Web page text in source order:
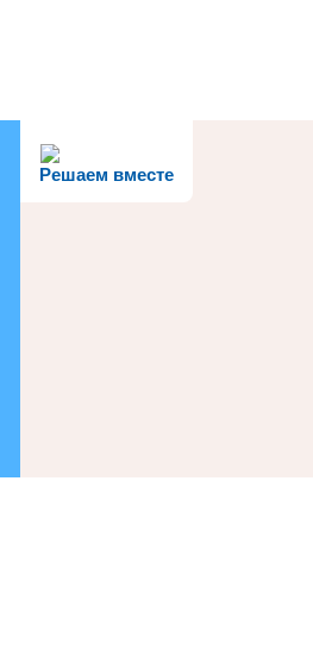
Решаем вместе